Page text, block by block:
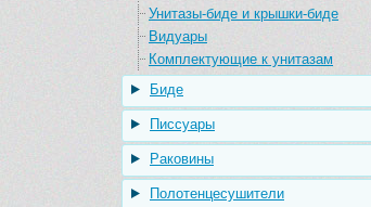
Унитазы-биде и крышки-биде
Видуары
Комплектующие к унитазам
Биде
Писсуары
Раковины
Полотенцесушители